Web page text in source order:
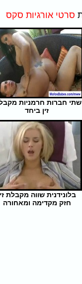
סרטי אורגיות סקס
שתי חברות חרמניות
זין ביחד
בלונידנית שווה מקבלת
חזק מקדימה ומאחורה